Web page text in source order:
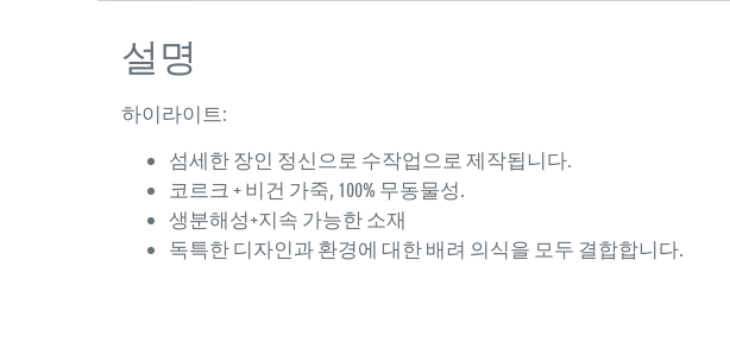
설명
하이라이트:
섬세한 장인 정신으로 수작업으로 제작됩니다.
코르크 + 비건 가죽, 100% 무동물성.
생분해성+지속 가능한 소재
독특한 디자인과 환경에 대한 배려 의식을 모두 결합합니다.